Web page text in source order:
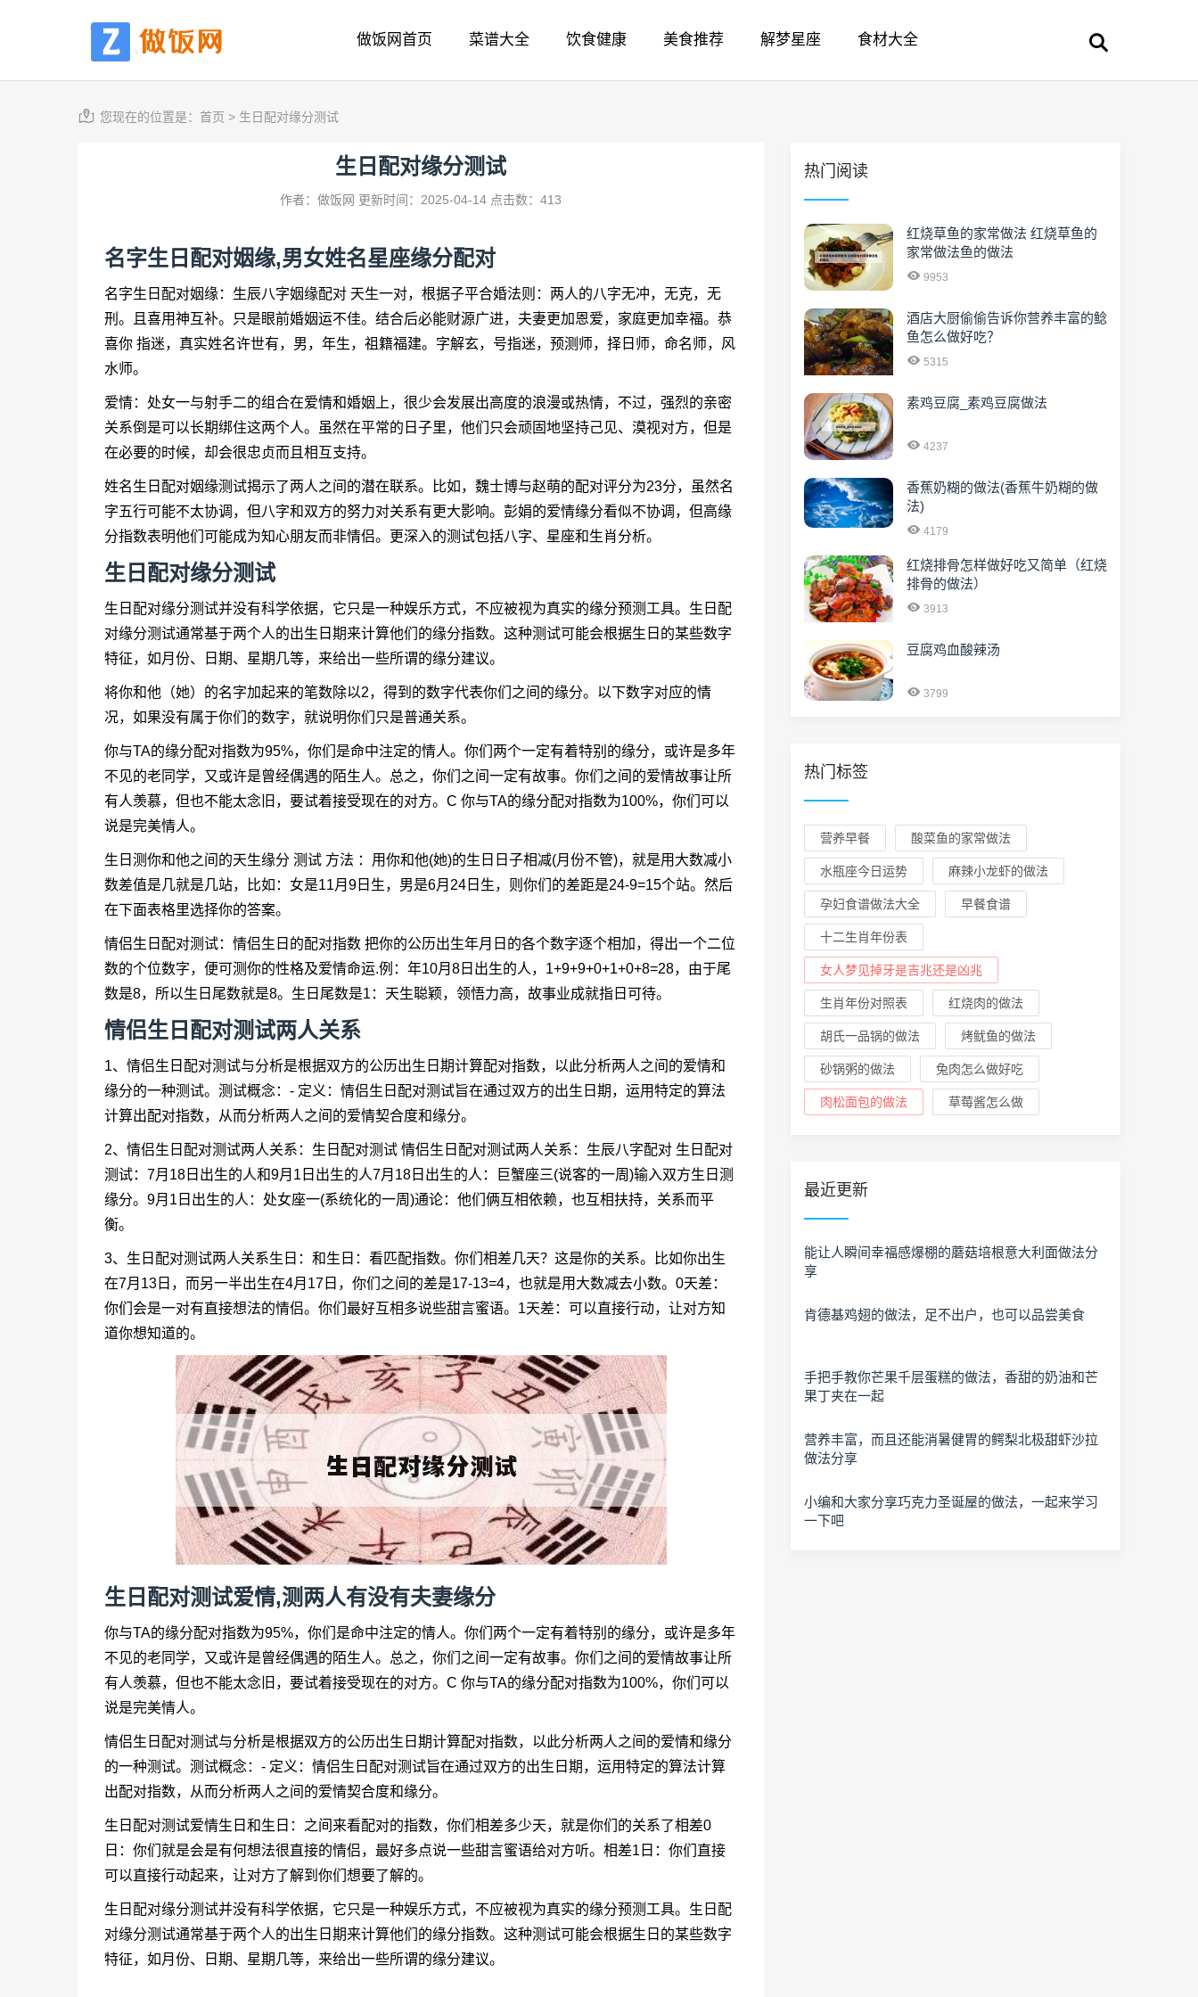
做饭网首页 菜谱大全 饮食健康 美食推荐 解梦星座 食材大全
您现在的位置是： 首页 > 生日配对缘分测试
生日配对缘分测试
作者：做饭网 更新时间：2025-04-14 点击数：413
名字生日配对姻缘,男女姓名星座缘分配对
名字生日配对姻缘：生辰八字姻缘配对 天生一对，根据子平合婚法则：两人的八字无冲，无克，无
刑。且喜用神互补。只是眼前婚姻运不佳。结合后必能财源广进，夫妻更加恩爱，家庭更加幸福。恭
喜你 指迷，真实姓名许世有，男，年生，祖籍福建。字解玄，号指迷，预测师，择日师，命名师，风
水师。
爱情：处女一与射手二的组合在爱情和婚姻上，很少会发展出高度的浪漫或热情，不过，强烈的亲密
关系倒是可以长期绑住这两个人。虽然在平常的日子里，他们只会顽固地坚持己见、漠视对方，但是
在必要的时候，却会很忠贞而且相互支持。
姓名生日配对姻缘测试揭示了两人之间的潜在联系。比如，魏士博与赵萌的配对评分为23分，虽然名
字五行可能不太协调，但八字和双方的努力对关系有更大影响。彭娟的爱情缘分看似不协调，但高缘
分指数表明他们可能成为知心朋友而非情侣。更深入的测试包括八字、星座和生肖分析。
生日配对缘分测试
生日配对缘分测试并没有科学依据，它只是一种娱乐方式，不应被视为真实的缘分预测工具。生日配
对缘分测试通常基于两个人的出生日期来计算他们的缘分指数。这种测试可能会根据生日的某些数字
特征，如月份、日期、星期几等，来给出一些所谓的缘分建议。
将你和他（她）的名字加起来的笔数除以2，得到的数字代表你们之间的缘分。以下数字对应的情
况，如果没有属于你们的数字，就说明你们只是普通关系。
你与TA的缘分配对指数为95%，你们是命中注定的情人。你们两个一定有着特别的缘分，或许是多年
不见的老同学，又或许是曾经偶遇的陌生人。总之，你们之间一定有故事。你们之间的爱情故事让所
有人羡慕，但也不能太念旧，要试着接受现在的对方。C 你与TA的缘分配对指数为100%，你们可以
说是完美情人。
生日测你和他之间的天生缘分 测试 方法 ：用你和他(她)的生日日子相减(月份不管)，就是用大数减小
数差值是几就是几站，比如：女是11月9日生，男是6月24日生，则你们的差距是24-9=15个站。然后
在下面表格里选择你的答案。
情侣生日配对测试：情侣生日的配对指数 把你的公历出生年月日的各个数字逐个相加，得出一个二位
数的个位数字，便可测你的性格及爱情命运.例：年10月8日出生的人，1+9+9+0+1+0+8=28，由于尾
数是8，所以生日尾数就是8。生日尾数是1：天生聪颖，领悟力高，故事业成就指日可待。
情侣生日配对测试两人关系
1、情侣生日配对测试与分析是根据双方的公历出生日期计算配对指数，以此分析两人之间的爱情和
缘分的一种测试。测试概念：- 定义：情侣生日配对测试旨在通过双方的出生日期，运用特定的算法
计算出配对指数，从而分析两人之间的爱情契合度和缘分。
2、情侣生日配对测试两人关系：生日配对测试 情侣生日配对测试两人关系：生辰八字配对 生日配对
测试：7月18日出生的人和9月1日出生的人7月18日出生的人：巨蟹座三(说客的一周)输入双方生日测
缘分。9月1日出生的人：处女座一(系统化的一周)通论：他们俩互相依赖，也互相扶持，关系而平
衡。
3、生日配对测试两人关系生日：和生日：看匹配指数。你们相差几天？这是你的关系。比如你出生
在7月13日，而另一半出生在4月17日，你们之间的差是17-13=4，也就是用大数减去小数。0天差：
你们会是一对有直接想法的情侣。你们最好互相多说些甜言蜜语。1天差：可以直接行动，让对方知
道你想知道的。
生日配对测试爱情,测两人有没有夫妻缘分
你与TA的缘分配对指数为95%，你们是命中注定的情人。你们两个一定有着特别的缘分，或许是多年
不见的老同学，又或许是曾经偶遇的陌生人。总之，你们之间一定有故事。你们之间的爱情故事让所
有人羡慕，但也不能太念旧，要试着接受现在的对方。C 你与TA的缘分配对指数为100%，你们可以
说是完美情人。
情侣生日配对测试与分析是根据双方的公历出生日期计算配对指数，以此分析两人之间的爱情和缘分
的一种测试。测试概念：- 定义：情侣生日配对测试旨在通过双方的出生日期，运用特定的算法计算
出配对指数，从而分析两人之间的爱情契合度和缘分。
生日配对测试爱情生日和生日：之间来看配对的指数，你们相差多少天，就是你们的关系了相差0
日：你们就是会是有何想法很直接的情侣，最好多点说一些甜言蜜语给对方听。相差1日：你们直接
可以直接行动起来，让对方了解到你们想要了解的。
生日配对缘分测试并没有科学依据，它只是一种娱乐方式，不应被视为真实的缘分预测工具。生日配
对缘分测试通常基于两个人的出生日期来计算他们的缘分指数。这种测试可能会根据生日的某些数字
特征，如月份、日期、星期几等，来给出一些所谓的缘分建议。
热门阅读
红烧草鱼的家常做法 红烧草鱼的
家常做法鱼的做法
9953
酒店大厨偷偷告诉你营养丰富的鲶
鱼怎么做好吃？
5315
素鸡豆腐_素鸡豆腐做法
4237
香蕉奶糊的做法(香蕉牛奶糊的做
法)
4179
红烧排骨怎样做好吃又简单（红烧
排骨的做法）
3913
豆腐鸡血酸辣汤
3799
热门标签
营养早餐 酸菜鱼的家常做法
水瓶座今日运势 麻辣小龙虾的做法
孕妇食谱做法大全 早餐食谱
十二生肖年份表
女人梦见掉牙是吉兆还是凶兆
生肖年份对照表 红烧肉的做法
胡氏一品锅的做法 烤鱿鱼的做法
砂锅粥的做法 兔肉怎么做好吃
肉松面包的做法 草莓酱怎么做
最近更新
能让人瞬间幸福感爆棚的蘑菇培根意大利面做法分
享
肯德基鸡翅的做法，足不出户，也可以品尝美食
手把手教你芒果千层蛋糕的做法，香甜的奶油和芒
果丁夹在一起
营养丰富，而且还能消暑健胃的鳄梨北极甜虾沙拉
做法分享
小编和大家分享巧克力圣诞屋的做法，一起来学习
一下吧